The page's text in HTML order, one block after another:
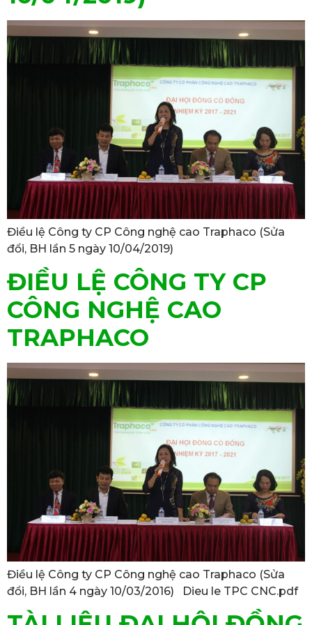
Điều lệ Công ty CP Công nghệ cao Traphaco (Sửa
đổi, BH lần 5 ngày 10/04/2019)
ĐIỀU LỆ CÔNG TY CP
CÔNG NGHỆ CAO
TRAPHACO
Điều lệ Công ty CP Công nghệ cao Traphaco (Sửa
đổi, BH lần 4 ngày 10/03/2016) Dieu le TPC CNC.pdf